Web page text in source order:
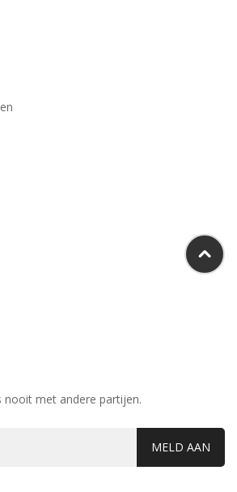
nooit met andere partijen.
MELD AAN